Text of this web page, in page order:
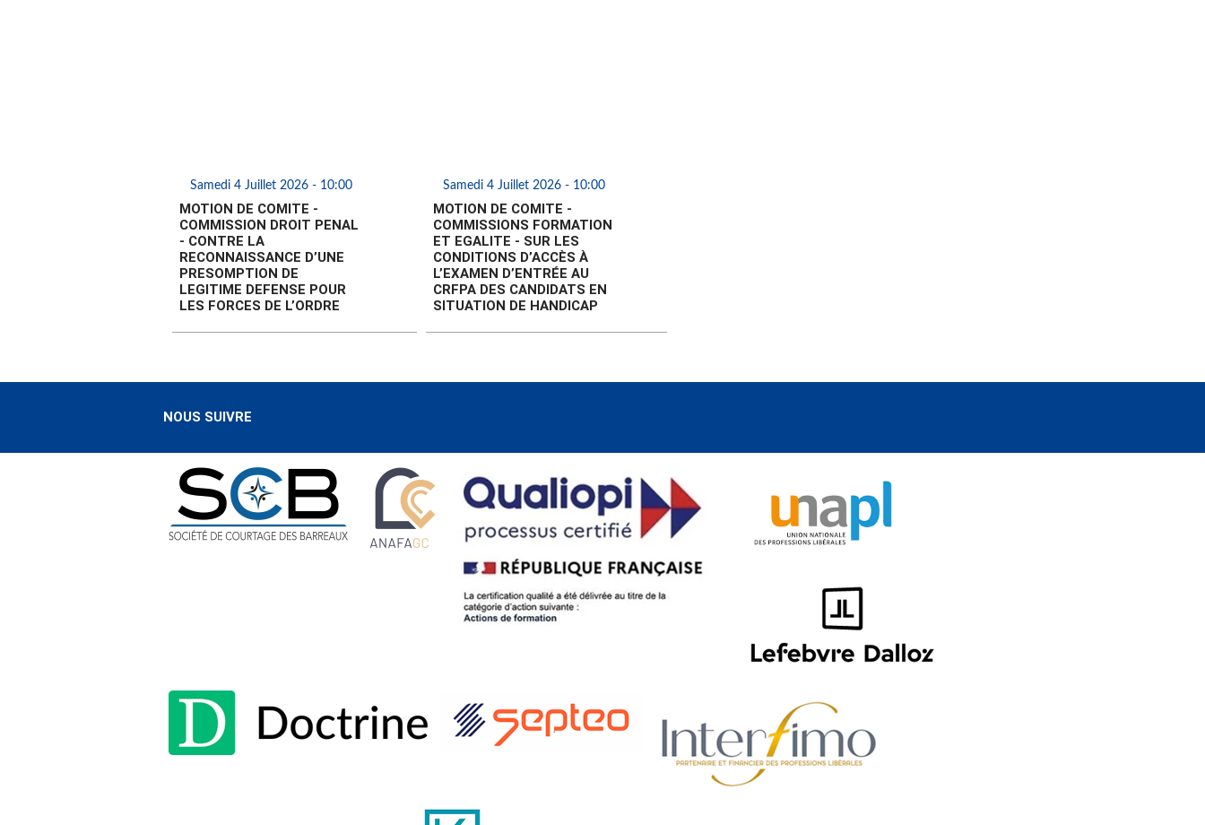
Samedi 4 Juillet 2026 - 10:00
MOTION DE COMITE -
COMMISSION DROIT PENAL
- CONTRE LA
RECONNAISSANCE D’UNE
PRESOMPTION DE
LEGITIME DEFENSE POUR
LES FORCES DE L’ORDRE
Samedi 4 Juillet 2026 - 10:00
MOTION DE COMITE -
COMMISSIONS FORMATION
ET EGALITE - SUR LES
CONDITIONS D’ACCÈS À
L’EXAMEN D’ENTRÉE AU
CRFPA DES CANDIDATS EN
SITUATION DE HANDICAP
NOUS SUIVRE